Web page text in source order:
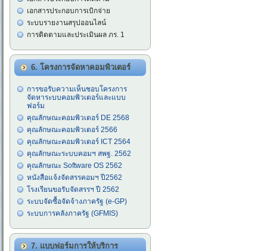
เอกสารประกอบการเบิกจ่าย
ระบบรายงานสรุปออนไลน์
การติดตามและประเมินผล ภร. 1
6. โครงการจัดหาคอมพิวเตอร์
การขอรับความเห็นชอบโครงการ
จัดหาระบบคอมพิวเตอร์และแบบ
ฟอร์ม
คุณลักษณะคอมพิวเตอร์ DE 2568
คุณลักษณะคอมพิวเตอร์ 2566
คุณลักษณะคอมพิวเตอร์ ICT 2564
คุณลักษณะระบบคอมฯ สพฐ. 2562
คุณลักษณะ Software OS 2562
หนังสือแจ้งจัดสรรคอมฯ ปี2562
โรงเรียนขอรับจัดสรรฯ ปี 2562
ระบบจัดซื้อจัดจ้างภาครัฐ (e-GP)
ระบบการคลังภาครัฐ (GFMIS)
7. แบบฟอร์มการให้บริการ